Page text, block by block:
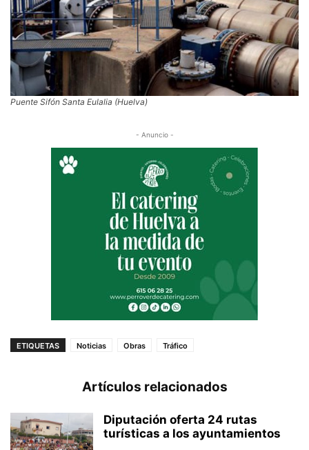
Puente Sifón Santa Eulalia (Huelva)
- Anuncio -
ETIQUETAS Noticias Obras Tráfico
Artículos relacionados
Diputación oferta 24 rutas
turísticas a los ayuntamientos